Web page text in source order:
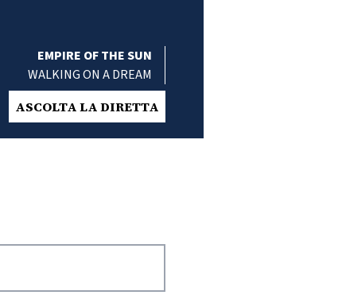
EMPIRE OF THE SUN
WALKING ON A DREAM
ASCOLTA LA DIRETTA